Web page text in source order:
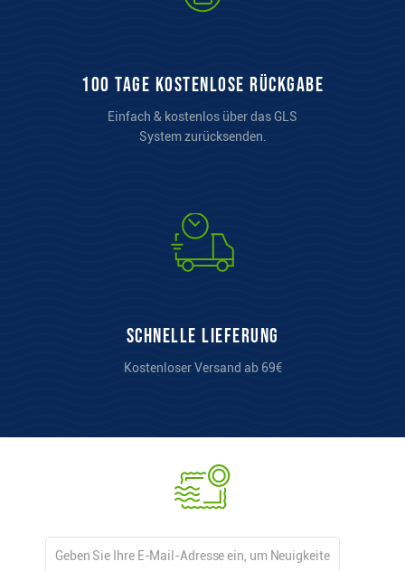
100 Tage kostenlose Rückgabe
Einfach & kostenlos über das GLS
System zurücksenden.
Schnelle Lieferung
Kostenloser Versand ab 69€